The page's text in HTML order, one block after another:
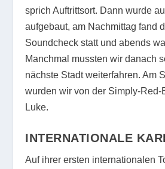
sprich Auftrittsort. Dann wurde
aufgebaut, am Nachmittag fand
Soundcheck statt und abends
Manchmal mussten wir danach
nächste Stadt weiterfahren. Am
wurden wir von der Simply-Red-
Luke.
INTERNATIONALE
Auf ihrer ersten internationalen